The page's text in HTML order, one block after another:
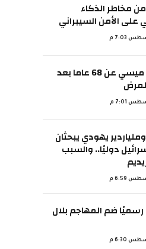
مخاطر الذكاء
على الأمن السيبراني
وفاة والد ميسي عن 68 عاما بعد
وملياردير يهودي يبحثان
دوليًا.. والسبب
رسميًا ضم المهاجم بلال